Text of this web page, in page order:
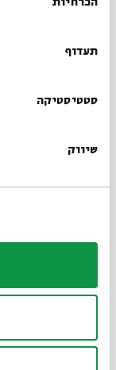
הסכמה
הכרחיות
תעדוף
סטטיסטיקה
שיווק